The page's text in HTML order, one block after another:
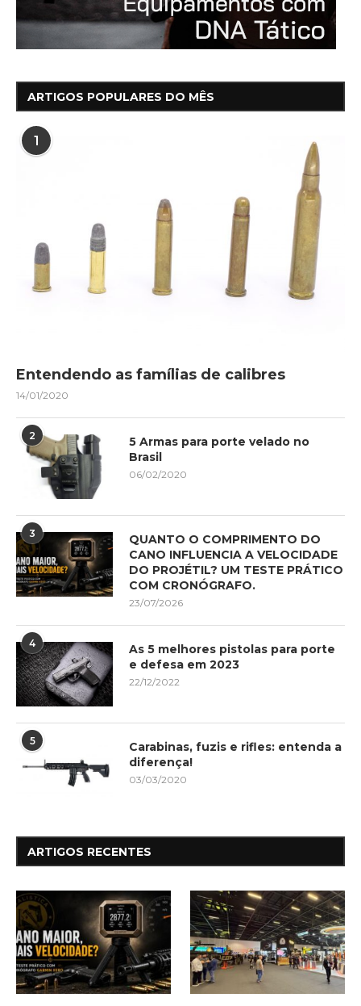
ARTIGOS POPULARES DO MÊS
1
Entendendo as famílias de calibres
14/01/2020
2
5 Armas para porte velado no
Brasil
06/02/2020
3
QUANTO O COMPRIMENTO DO
CANO INFLUENCIA A VELOCIDADE
DO PROJÉTIL? UM TESTE PRÁTICO
COM CRONÓGRAFO.
23/07/2026
4
As 5 melhores pistolas para porte
e defesa em 2023
22/12/2022
5
Carabinas, fuzis e rifles: entenda a
diferença!
03/03/2020
ARTIGOS RECENTES